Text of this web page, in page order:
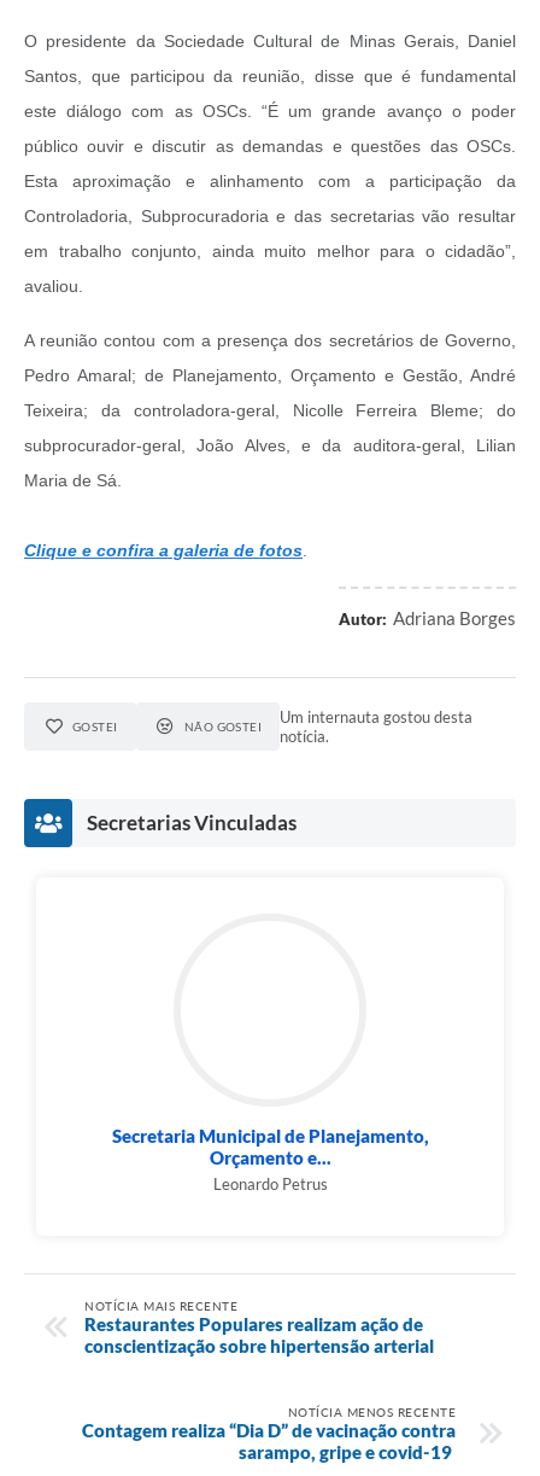
O presidente da Sociedade Cultural de Minas Gerais, Daniel
Santos, que participou da reunião, disse que é fundamental
este diálogo com as OSCs. “É um grande avanço o poder
público ouvir e discutir as demandas e questões das OSCs.
Esta aproximação e alinhamento com a participação da
Controladoria, Subprocuradoria e das secretarias vão resultar
em trabalho conjunto, ainda muito melhor para o cidadão”,
avaliou.
A reunião contou com a presença dos secretários de Governo,
Pedro Amaral; de Planejamento, Orçamento e Gestão, André
Teixeira; da controladora-geral, Nicolle Ferreira Bleme; do
subprocurador-geral, João Alves, e da auditora-geral, Lilian
Maria de Sá.
Clique e confira a galeria de fotos
Autor: Adriana Borges
GOSTEI NÃO GOSTEI
Um internauta gostou desta
notícia.
Secretarias Vinculadas
Secretaria Municipal de Planejamento,
Orçamento e...
Leonardo Petrus
NOTÍCIA MAIS RECENTE
Restaurantes Populares realizam ação de
conscientização sobre hipertensão arterial
NOTÍCIA MENOS RECENTE
Contagem realiza “Dia D” de vacinação contra
sarampo, gripe e covid-19